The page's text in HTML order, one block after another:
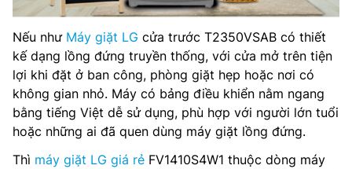
Nếu như Máy giặt LG cửa trước T2350VSAB có thiết
kế dạng lồng đứng truyền thống, với cửa mở trên tiện
lợi khi đặt ở ban công, phòng giặt hẹp hoặc nơi có
không gian nhỏ. Máy có bảng điều khiển nằm ngang
bằng tiếng Việt dễ sử dụng, phù hợp với người lớn tuổi
hoặc những ai đã quen dùng máy giặt lồng đứng.
Thì máy giặt LG giá rẻ FV1410S4W1 thuộc dòng máy